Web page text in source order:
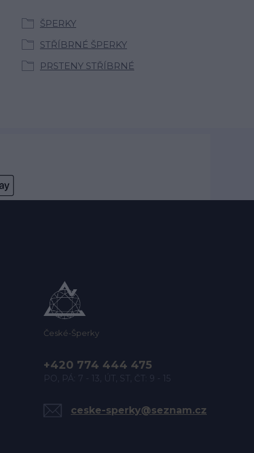
ŠPERKY
STŘÍBRNÉ ŠPERKY
PRSTENY STŘÍBRNÉ
České-Šperky
+420 774 444 475
PO, PÁ: 7 - 13, ÚT, ST, ČT: 9 - 15
ceske-sperky@seznam.cz